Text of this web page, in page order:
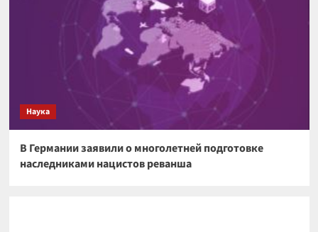
Наука
В Германии заявили о многолетней подготовке
наследниками нацистов реванша